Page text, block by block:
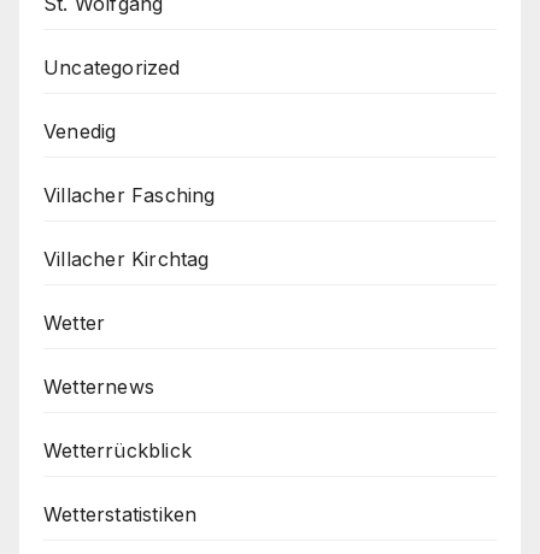
Uncategorized
Venedig
Villacher Fasching
Villacher Kirchtag
Wetter
Wetternews
Wetterrückblick
Wetterstatistiken